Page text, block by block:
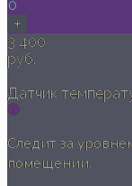
0
+
3 400
руб.
Датчик
Следит за
помещении.